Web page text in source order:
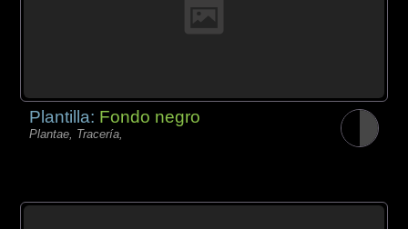
Plantilla: Fondo negro
Plantae, Tracería,